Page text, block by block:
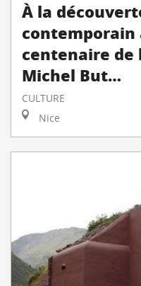
À la
contemporain
centenaire de
Michel But…
CULTURE
Nice